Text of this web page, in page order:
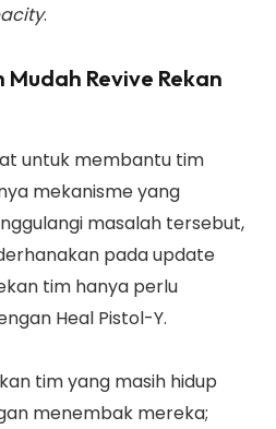
.
Mudah Revive Rekan
untuk membantu tim
mekanisme yang
masalah tersebut,
pada update
tim hanya perlu
Heal Pistol-Y.
tim yang masih hidup
menembak mereka;